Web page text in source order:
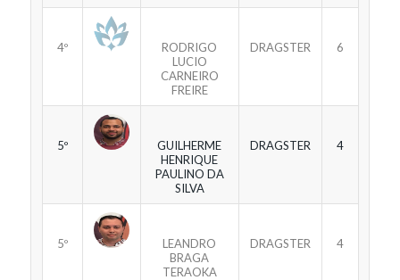
4º
RODRIGO
LUCIO
CARNEIRO
FREIRE
DRAGSTER 6
5º
GUILHERME
HENRIQUE
PAULINO DA
SILVA
DRAGSTER 4
5º
LEANDRO
BRAGA
TERAOKA
DRAGSTER 4